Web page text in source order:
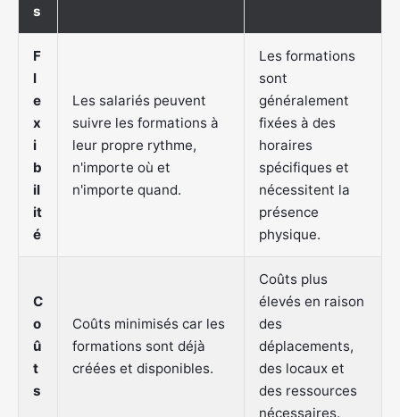
s
F
l
e
x
i
b
il
it
é
Les salariés peuvent
suivre les formations à
leur propre rythme,
n'importe où et
n'importe quand.
Les formations
sont
généralement
fixées à des
horaires
spécifiques et
nécessitent la
présence
physique.
C
o
û
t
s
Coûts minimisés car les
formations sont déjà
créées et disponibles.
Coûts plus
élevés en raison
des
déplacements,
des locaux et
des ressources
nécessaires.